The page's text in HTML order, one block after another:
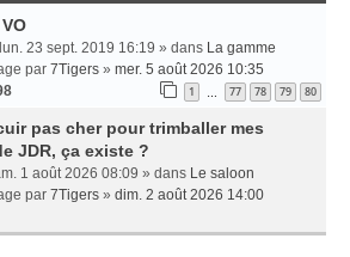
23 sept. 2019 16:19 » dans La gamme
par 7Tigers » mer. 5 août 2026 10:35
1 77 78 79 80
pas cher pour trimballer mes
JDR, ça existe ?
1 août 2026 08:09 » dans Le saloon
par 7Tigers » dim. 2 août 2026 14:00